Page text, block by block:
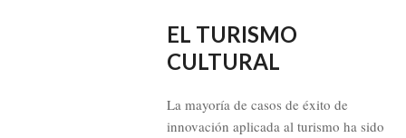
EL TURISMO
CULTURAL
La mayoría de casos de éxito de
innovación aplicada al turismo ha sido